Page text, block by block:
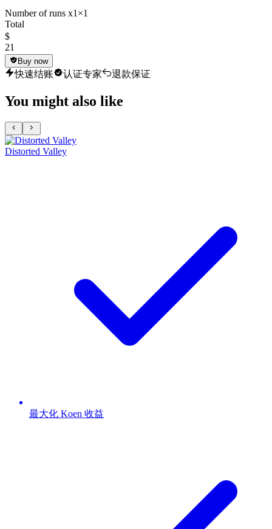
Number of runs x1 ×1
Total
$
21
Buy now
快速结账 认证专家 退款保证
You might also like
Distorted Valley
最大化 Koen 收益